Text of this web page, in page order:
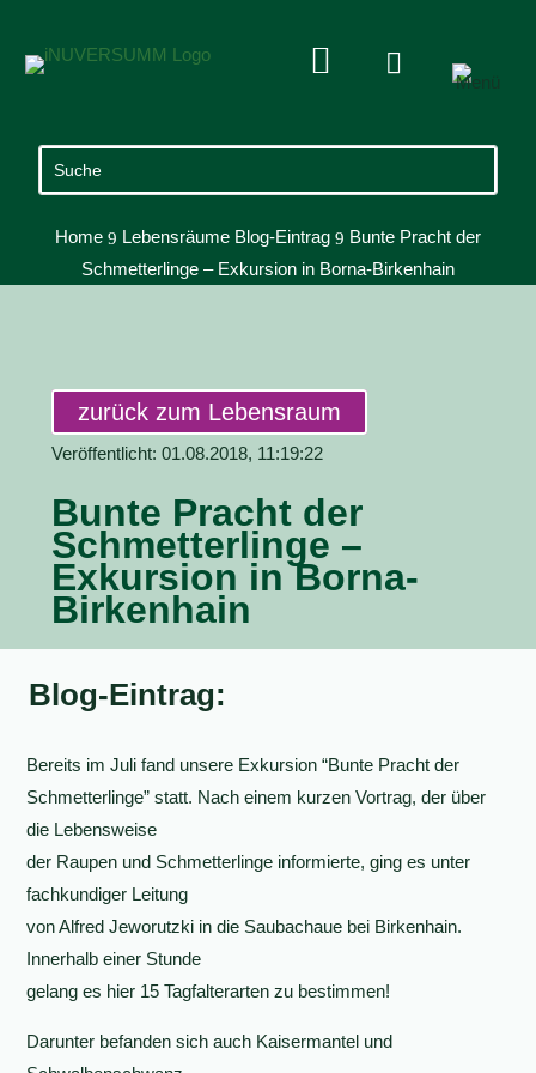
 
Home 9 Lebensräume Blog-Eintrag 9 Bunte Pracht der
Schmetterlinge – Exkursion in Borna-Birkenhain
zurück zum Lebensraum
Veröffentlicht: 01.08.2018, 11:19:22
Bunte Pracht der
Schmetterlinge –
Exkursion in Borna-
Birkenhain
Blog-Eintrag:
Bereits im Juli fand unsere Exkursion “Bunte Pracht der
Schmetterlinge” statt. Nach einem kurzen Vortrag, der über
die Lebensweise
der Raupen und Schmetterlinge informierte, ging es unter
fachkundiger Leitung
von Alfred Jeworutzki in die Saubachaue bei Birkenhain.
Innerhalb einer Stunde
gelang es hier 15 Tagfalterarten zu bestimmen!
Darunter befanden sich auch Kaisermantel und